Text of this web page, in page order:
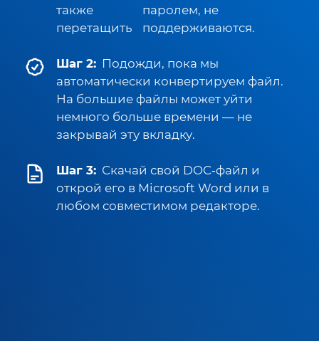
также
перетащить
паролем, не
поддерживаются.
Шаг 2: Подожди, пока мы
автоматически конвертируем файл.
На большие файлы может уйти
немного больше времени — не
закрывай эту вкладку.
Шаг 3: Скачай свой DOC‑файл и
открой его в Microsoft Word или в
любом совместимом редакторе.